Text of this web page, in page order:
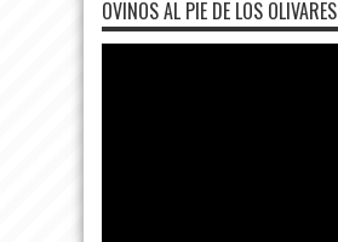
OVINOS AL PIE DE LOS OLIVARES